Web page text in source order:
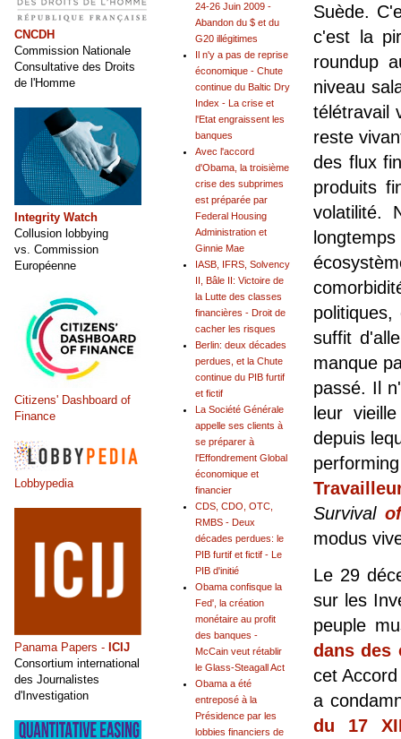
Suède.
c'est la
roundup
niveau
télétravail
reste
des flux
produits
volatilité.
suffit
manque
passé. Il
leur
depuis
Survival
modus
Le 29
sur les
peuple
dans des
cet
a
du 17
24-26 Juin 2009 -
Abandon du $ et du
G20 illégitimes
Il n'y a pas de reprise
économique - Chute
continue du Baltic Dry
Index - La crise et
l'Etat engraissent les
banques
Avec l'accord
d'Obama, la troisième
crise des subprimes
est préparée par
Federal Housing
Administration et
Ginnie Mae
IASB, IFRS, Solvency
II, Bâle II: Victoire de
la Lutte des classes
financières - Droit de
cacher les risques
Berlin: deux décades
perdues, et la Chute
continue du PIB furtif
et fictif
La Société Générale
appelle ses clients à
se préparer à
l'Effondrement Global
économique et
financier
CDS, CDO, OTC,
RMBS - Deux
décades perdues: le
PIB furtif et fictif - Le
PIB d'initié
Obama confisque la
Fed', la création
monétaire au profit
des banques -
McCain veut rétablir
le Glass-Steagall Act
Obama a été
entreposé à la
Présidence par les
lobbies financiers de
CNCDH
Commission Nationale
Consultative des Droits
de l'Homme
Integrity Watch
Collusion lobbying
vs. Commission
Européenne
Citizens' Dashboard of
Finance
Lobbypedia
Panama Papers - ICIJ
Consortium international
des Journalistes
d'Investigation